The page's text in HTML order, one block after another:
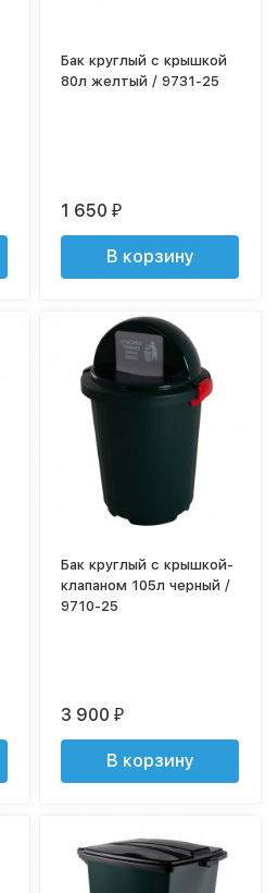
Бак круглый с крышкой
80л желтый / 9731-25
1 650₽
В корзину
Бак круглый с крышкой-
клапаном 105л черный /
9710-25
3 900₽
В корзину